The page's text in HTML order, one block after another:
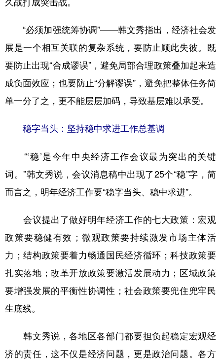
“必须加强统筹协调”——韩文秀指出，经济社会发
展是一个相互关联的复杂系统，要防止顾此失彼。既
要防止出现“合成谬误”，避免局部合理政策叠加起来造
成负面效应；也要防止“分解谬误”，避免把整体任务简
单一分了之，更不能层层加码，导致基层难以承受。
稳字当头：坚持稳中求进工作总基调
“‘稳’是今年中央经济工作会议最为突出的关键
词。”韩文秀说，会议消息稿中出现了25个“稳”字，简
而言之，明年经济工作要“稳字当头、稳中求进”。
会议提出了做好明年经济工作的七大政策：宏观
政策要稳健有效；微观政策要持续激发市场主体活
力；结构政策要着力畅通国民经济循环；科技政策要
扎实落地；改革开放政策要激活发展动力；区域政策
要增强发展的平衡性协调性；社会政策要兜住兜牢民
生底线。
韩文秀说，各地区各部门都要担负起稳定宏观经
济的责任，这不仅是经济问题，更是政治问题。各方